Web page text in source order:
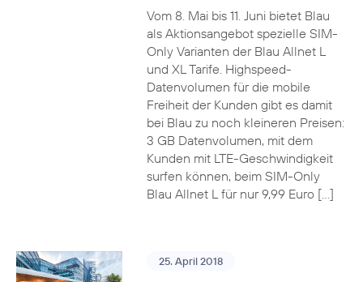
Vom 8. Mai bis 11. Juni bietet Blau
als Aktionsangebot spezielle SIM-
Only Varianten der Blau Allnet L
und XL Tarife. Highspeed-
Datenvolumen für die mobile
Freiheit der Kunden gibt es damit
bei Blau zu noch kleineren Preisen:
3 GB Datenvolumen, mit dem
Kunden mit LTE-Geschwindigkeit
surfen können, beim SIM-Only
Blau Allnet L für nur 9,99 Euro […]
25. April 2018